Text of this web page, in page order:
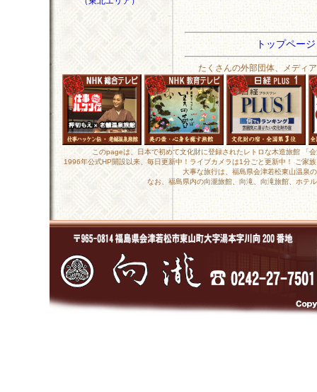
トップペー
たくさんの外部団体、メディ
このpageは、日本で初めて文化財に登録されたレトロな木造旅館
1996年公式HP開設以来、毎日更新中！ライブカメラは1分ごと更新中！ ご家
大事な旅行は、福島県会津若松東山温泉
なお、福島県内の向瀧旅館、向滝、向滝旅館、ホテ